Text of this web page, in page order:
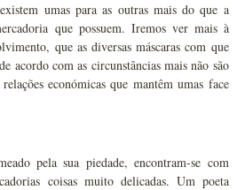
umas para as outras mais do que a
que possuem. Iremos ver mais à
que as diversas máscaras com que
acordo com as circunstâncias mais não são
económicas que mantêm umas face
pela sua piedade, encontram-se com
coisas muito delicadas. Um poeta